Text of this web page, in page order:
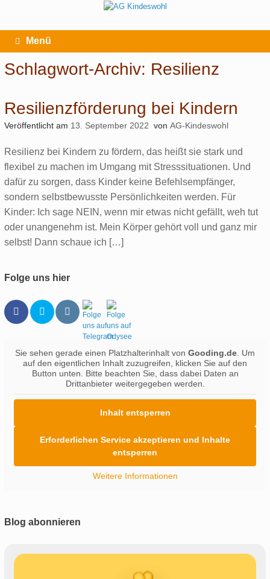
springen
Menü
Schlagwort-Archiv: Resilienz
Resilienzförderung bei Kindern
Veröffentlicht am 13. September 2022 von AG-Kindeswohl
Resilienz bei Kindern zu fördern, das heißt sie stark und
flexibel zu machen im Umgang mit Stresssituationen. Und
dafür zu sorgen, dass Kinder keine Befehlsempfänger,
sondern selbstbewusste Persönlichkeiten werden. Für
Kinder: Ich sage NEIN, wenn mir etwas nicht gefällt, weh tut
oder unangenehm ist. Mein Körper gehört voll und ganz mir
selbst! Dann schaue ich […]
Folge uns hier
Sie sehen gerade einen Platzhalterinhalt von Gooding.de . Um
auf den eigentlichen Inhalt zuzugreifen, klicken Sie auf den
Button unten. Bitte beachten Sie, dass dabei Daten an
Drittanbieter weitergegeben werden.
Inhalt entsperren
Erforderlichen Service akzeptieren und Inhalte
entsperren
Weitere Informationen
Blog abonnieren